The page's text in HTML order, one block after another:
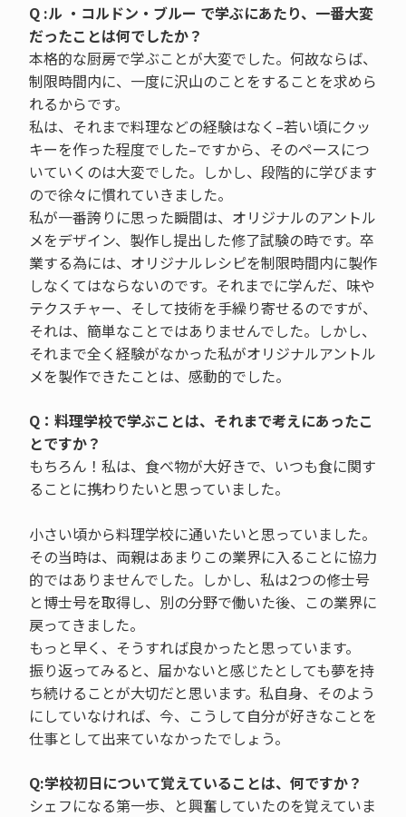
Q :ル ・コルドン・ブルー で学ぶにあたり、一番大変
だったことは何でしたか？
本格的な厨房で学ぶことが大変でした。何故ならば、
制限時間内に、一度に沢山のことをすることを求めら
れるからです。
私は、それまで料理などの経験はなく–若い頃にクッ
キーを作った程度でした–ですから、そのペースにつ
いていくのは大変でした。しかし、段階的に学びます
ので徐々に慣れていきました。
私が一番誇りに思った瞬間は、オリジナルのアントル
メをデザイン、製作し提出した修了試験の時です。卒
業する為には、オリジナルレシピを制限時間内に製作
しなくてはならないのです。それまでに学んだ、味や
テクスチャー、そして技術を手繰り寄せるのですが、
それは、簡単なことではありませんでした。しかし、
それまで全く経験がなかった私がオリジナルアントル
メを製作できたことは、感動的でした。
Q：料理学校で学ぶことは、それまで考えにあったこ
とですか？
もちろん！私は、食べ物が大好きで、いつも食に関す
ることに携わりたいと思っていました。
小さい頃から料理学校に通いたいと思っていました。
その当時は、両親はあまりこの業界に入ることに協力
的ではありませんでした。しかし、私は2つの修士号
と博士号を取得し、別の分野で働いた後、この業界に
戻ってきました。
もっと早く、そうすれば良かったと思っています。
振り返ってみると、届かないと感じたとしても夢を持
ち続けることが大切だと思います。私自身、そのよう
にしていなければ、今、こうして自分が好きなことを
仕事として出来ていなかったでしょう。
Q:学校初日について覚えていることは、何ですか？
シェフになる第一歩、と興奮していたのを覚えていま